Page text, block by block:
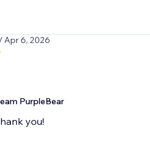
Apr 6, 2026
PurpleBear
you!